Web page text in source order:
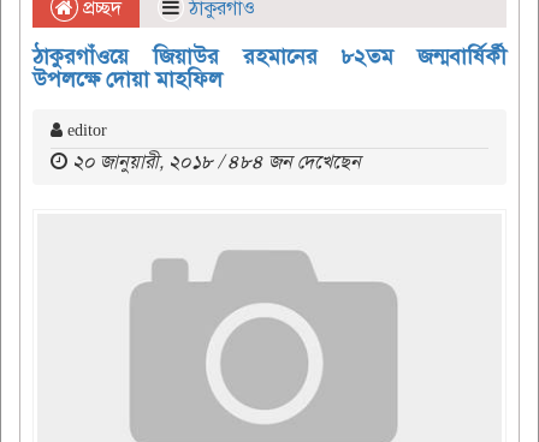
প্রচ্ছদ ঠাকুরগাঁও
ঠাকুরগাঁওয়ে জিয়াউর রহমানের ৮২তম জন্মবার্ষির্কী
উপলক্ষে দোয়া মাহফিল
editor
২০ জানুয়ারী, ২০১৮ / ৪৮৪ জন দেখেছেন